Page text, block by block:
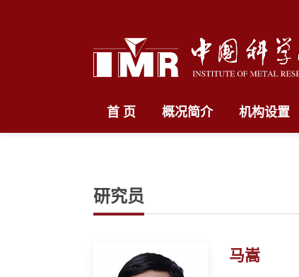
首 页 概况简介 机构设置
研究员
马嵩